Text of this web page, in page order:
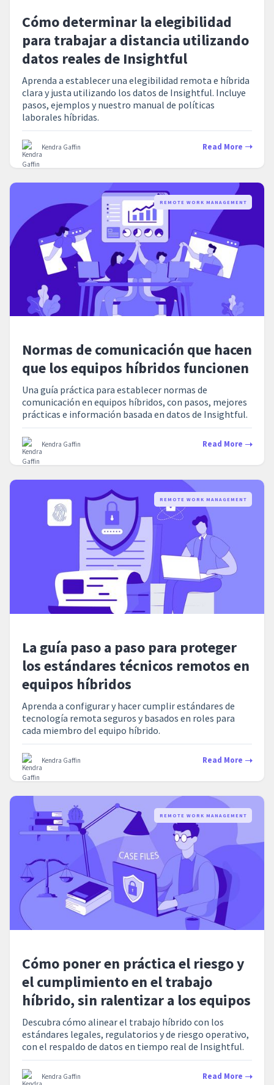
Cómo determinar la elegibilidad
para trabajar a distancia utilizando
datos reales de Insightful
Aprenda a establecer una elegibilidad remota e híbrida
clara y justa utilizando los datos de Insightful. Incluye
pasos, ejemplos y nuestro manual de políticas
laborales híbridas.
Kendra Gaffin Read More
REMOTE WORK MANAGEMENT
Normas de comunicación que hacen
que los equipos híbridos funcionen
Una guía práctica para establecer normas de
comunicación en equipos híbridos, con pasos, mejores
prácticas e información basada en datos de Insightful.
Kendra Gaffin Read More
REMOTE WORK MANAGEMENT
La guía paso a paso para proteger
los estándares técnicos remotos en
equipos híbridos
Aprenda a configurar y hacer cumplir estándares de
tecnología remota seguros y basados en roles para
cada miembro del equipo híbrido.
Kendra Gaffin Read More
REMOTE WORK MANAGEMENT
Cómo poner en práctica el riesgo y
el cumplimiento en el trabajo
híbrido, sin ralentizar a los equipos
Descubra cómo alinear el trabajo híbrido con los
estándares legales, regulatorios y de riesgo operativo,
con el respaldo de datos en tiempo real de Insightful.
Kendra Gaffin Read More